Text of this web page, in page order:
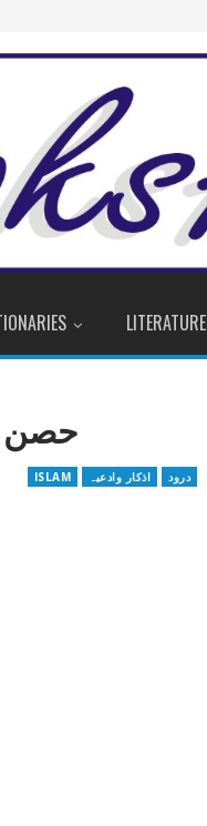
LITERATURE
حصن
ISLAM اذکار وادعیہ درود